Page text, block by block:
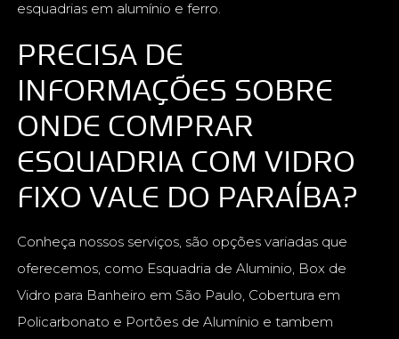
esquadrias em alumínio e ferro.
PRECISA DE
INFORMAÇÕES SOBRE
ONDE COMPRAR
ESQUADRIA COM VIDRO
FIXO VALE DO PARAÍBA?
Conheça nossos serviços, são opções variadas que
oferecemos, como Esquadria de Aluminio, Box de
Vidro para Banheiro em São Paulo, Cobertura em
Policarbonato e Portões de Alumínio e tambem